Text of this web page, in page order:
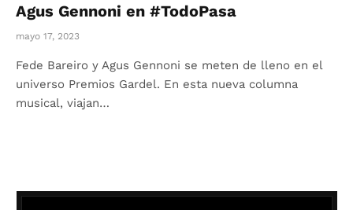
Agus Gennoni en #TodoPasa
mayo 17, 2023
Fede Bareiro y Agus Gennoni se meten de lleno en el
universo Premios Gardel. En esta nueva columna
musical, viajan…